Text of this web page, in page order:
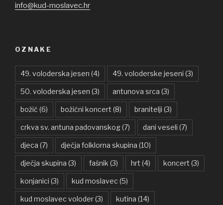
info@kud-moslavec.hr
OZNAKE
49. voloderska jesen (4) 49. voloderske jeseni (3)
50. voloderska jesen (3) antunova srca (3)
božić (6) božićni koncert (8) branitelji (3)
crkva sv. antuna padovanskog(7) dani veseli (7)
djeca (7) dječja folklorna skupina (10)
dječja skupina (3) fašnik (3) hrt (4) koncert (3)
konjanici (3) kud moslavec (5)
kud moslavec voloder(3) kutina (14)